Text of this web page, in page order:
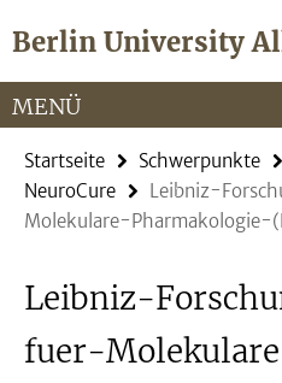
direkt
Inhalt
Berlin University
Service-
Navigation
MENÜ
Startseite Schwerpunkte
NeuroCure
Leibniz-
Molekulare-Pharmakologie-
Leibniz-
fuer-